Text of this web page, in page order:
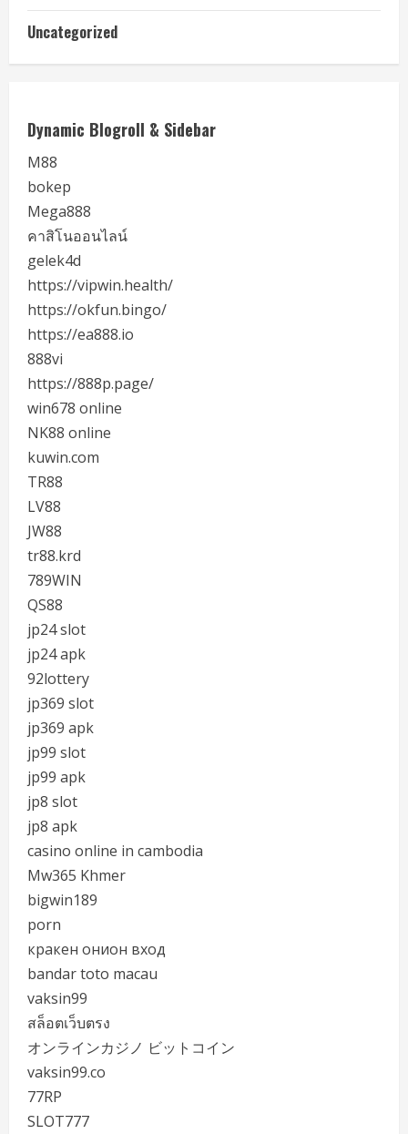
Uncategorized
Dynamic Blogroll & Sidebar
M88
bokep
Mega888
คาสิโนออนไลน์
gelek4d
https://vipwin.health/
https://okfun.bingo/
https://ea888.io
888vi
https://888p.page/
win678 online
NK88 online
kuwin.com
TR88
LV88
JW88
tr88.krd
789WIN
QS88
jp24 slot
jp24 apk
92lottery
jp369 slot
jp369 apk
jp99 slot
jp99 apk
jp8 slot
jp8 apk
casino online in cambodia
Mw365 Khmer
bigwin189
porn
кракен онион вход
bandar toto macau
vaksin99
สล็อตเว็บตรง
オンラインカジノ ビットコイン
vaksin99.co
77RP
SLOT777